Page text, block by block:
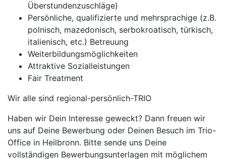
Überstundenzuschläge)
Persönliche, qualifizierte und mehrsprachige (z.B.
polnisch, mazedonisch, serbokroatisch, türkisch,
italienisch, etc.) Betreuung
Weiterbildungsmöglichkeiten
Attraktive Sozialleistungen
Fair Treatment
Wir alle sind regional-persönlich-TRIO
Haben wir Dein Interesse geweckt? Dann freuen wir
uns auf Deine Bewerbung oder Deinen Besuch im Trio-
Office in Heilbronn. Bitte sende uns Deine
vollständigen Bewerbungsunterlagen mit möglichem